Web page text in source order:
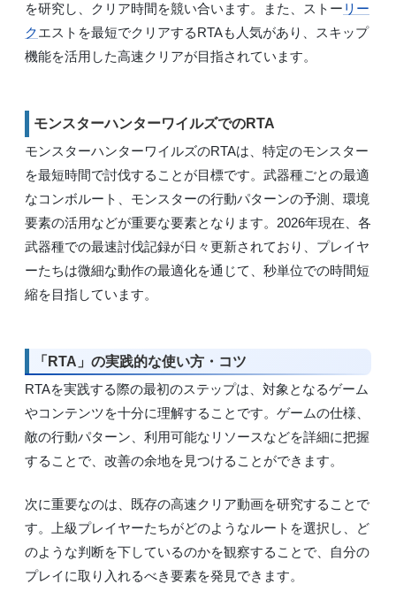
を研究し、クリア時間を競い合います。また、ストー リー
クエストを最短でクリアするRTAも人気があり、スキップ
機能を活用した高速クリアが目指されています。
モンスターハンターワイルズでのRTA
モンスターハンターワイルズのRTAは、特定のモンスター
を最短時間で討伐することが目標です。武器種ごとの最適
なコンボルート、モンスターの行動パターンの予測、環境
要素の活用などが重要な要素となります。2026年現在、各
武器種での最速討伐記録が日々更新されており、プレイヤ
ーたちは微細な動作の最適化を通じて、秒単位での時間短
縮を目指しています。
「RTA」の実践的な使い方・コツ
RTAを実践する際の最初のステップは、対象となるゲーム
やコンテンツを十分に理解することです。ゲームの仕様、
敵の行動パターン、利用可能なリソースなどを詳細に把握
することで、改善の余地を見つけることができます。
次に重要なのは、既存の高速クリア動画を研究することで
す。上級プレイヤーたちがどのようなルートを選択し、ど
のような判断を下しているのかを観察することで、自分の
プレイに取り入れるべき要素を発見できます。